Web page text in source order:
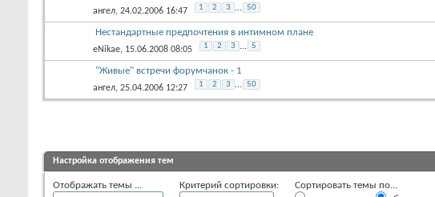
ангел, 24.02.2006 16:47 1 2 3 ... 50
Нестандартные предпочтения в интимном плане
eNikae, 15.06.2008 08:05 1 2 3 ... 5
"Живые" встречи форумчанок - 1
ангел, 25.04.2006 12:27 1 2 3 ... 50
Настройка отображения тем
Отображать темы ... Критерий сортировки:
Сортировать темы по...